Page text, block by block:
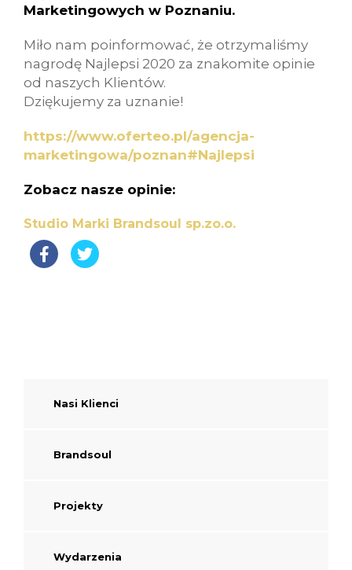
Marketingowych w Poznaniu.
Miło nam poinformować, że otrzymaliśmy
nagrodę Najlepsi 2020 za znakomite opinie
od naszych Klientów.
Dziękujemy za uznanie!
https://www.oferteo.pl/agencja-
marketingowa/poznan#Najlepsi
Zobacz nasze opinie:
Studio Marki Brandsoul sp.zo.o.
Nasi Klienci
Brandsoul
Projekty
Wydarzenia